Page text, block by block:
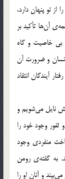
تو پنهان دارد،
آن‌ها تأکید بر
بی خاصیت و گاه
و ضرورت آن
آیندگان انتقاد
نایل می‌شویم و
وجود خود را
منفردی وجود
به گفته‌ی رومن
و آنان او را